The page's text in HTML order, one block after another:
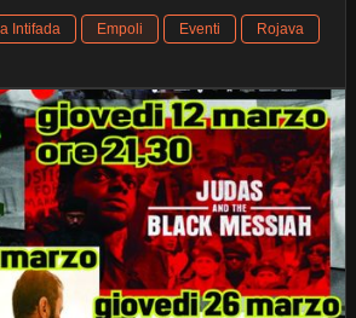
Intifada Empoli Eventi
Rojava